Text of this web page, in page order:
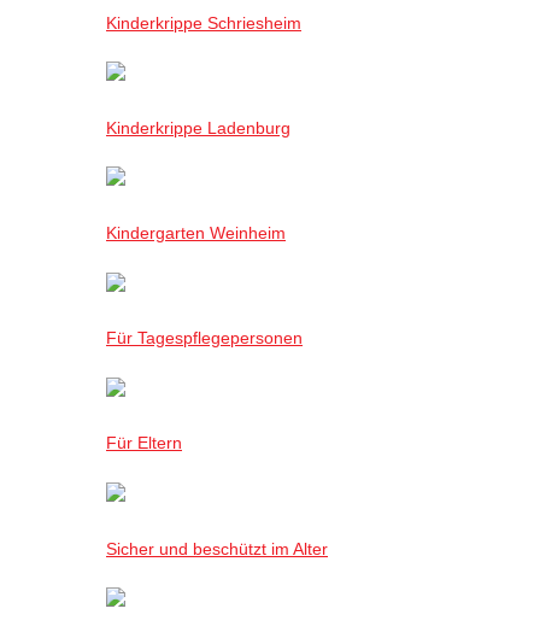
Kinderkrippe Schriesheim
Kinderkrippe Ladenburg
Kindergarten Weinheim
Für Tagespflegepersonen
Für Eltern
Sicher und beschützt im Alter